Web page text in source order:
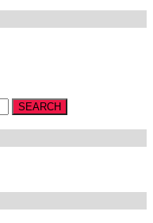
SEARCH